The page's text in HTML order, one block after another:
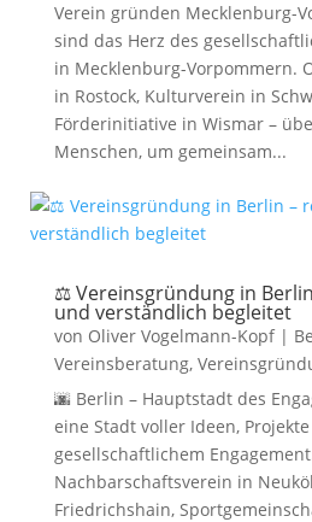
Verein gründen Mecklenburg-
sind das Herz des
in Mecklenburg-Vorpommern.
in Rostock, Kulturverein in
Förderinitiative in Wismar –
Menschen, um gemeinsam...
⚖️ Vereinsgründung in
und verständlich begleitet
von Oliver Vogelmann-Kopf|
Vereinsberatung,
🌆 Berlin – Hauptstadt des
eine Stadt voller Ideen,
gesellschaftlichem
Nachbarschaftsverein in
Friedrichshain,